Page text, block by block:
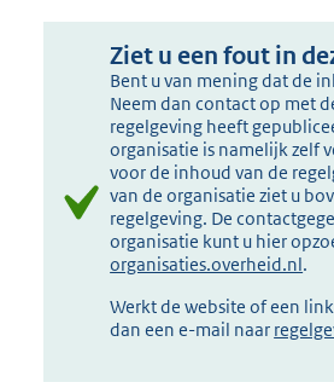
Ziet u een fout in
Bent u van mening dat de
Neem dan contact op met
regelgeving heeft
organisatie is namelijk zelf
voor de inhoud van de
van de organisatie ziet u
regelgeving. De
organisatie kunt u hier
organisaties.overheid.nl.
Werkt de website of een
dan een e-mail naar